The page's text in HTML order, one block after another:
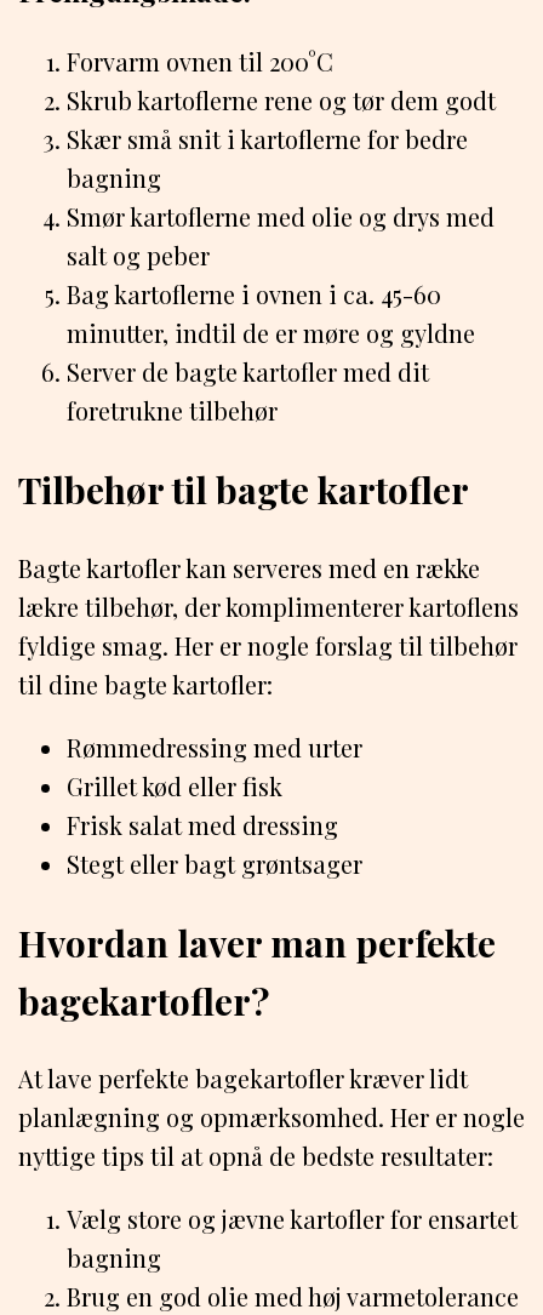
Forvarm ovnen til 200°C
Skrub kartoflerne rene og tør dem godt
Skær små snit i kartoflerne for bedre
bagning
Smør kartoflerne med olie og drys med
salt og peber
Bag kartoflerne i ovnen i ca. 45-60
minutter, indtil de er møre og gyldne
Server de bagte kartofler med dit
foretrukne tilbehør
Tilbehør til bagte kartofler
Bagte kartofler kan serveres med en række
lækre tilbehør, der komplimenterer kartoflens
fyldige smag. Her er nogle forslag til tilbehør
til dine bagte kartofler:
Rømmedressing med urter
Grillet kød eller fisk
Frisk salat med dressing
Stegt eller bagt grøntsager
Hvordan laver man perfekte
bagekartofler?
At lave perfekte bagekartofler kræver lidt
planlægning og opmærksomhed. Her er nogle
nyttige tips til at opnå de bedste resultater:
Vælg store og jævne kartofler for ensartet
bagning
Brug en god olie med høj varmetolerance